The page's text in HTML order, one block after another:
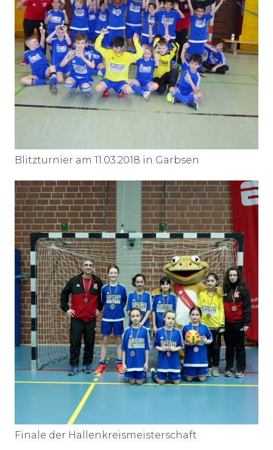
Blitzturnier am 11.03.2018 in Garbsen
Finale der Hallenkreismeisterschaft